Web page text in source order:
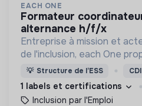
EACH ONE
formateur coordinateur commerce &
alternance h/f/x
Entreprise à mission et
de l'inclusion, each One
en main de recrutement et
aux personnes réfugiées et
💡 Structure de l’ESS CDI
1 labels et certifications
Inclusion par l'Emploi